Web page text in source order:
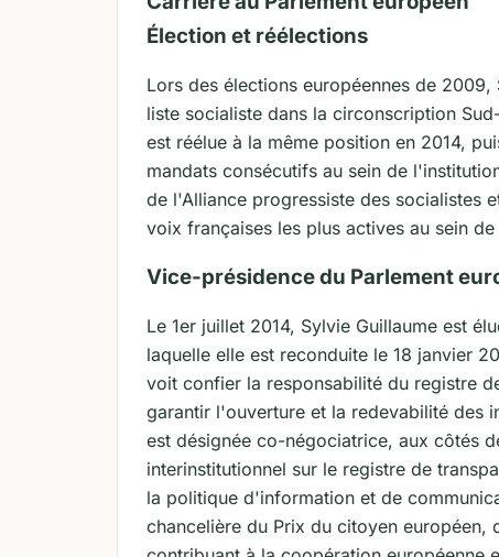
Élection et réélections
Lors des élections européennes de
liste socialiste dans la circonscription
est réélue à la même position en 2014,
mandats consécutifs au sein de
de l'Alliance progressiste des socialistes
voix françaises les plus actives au sein
Vice-présidence du Parlement
Le 1er juillet 2014, Sylvie Guillaume est
laquelle elle est reconduite le 18 janvier
voit confier la responsabilité du registre
garantir l'ouverture et la redevabilité des
est désignée co-négociatrice, aux côtés
interinstitutionnel sur le registre de
la politique d'information et de
chancelière du Prix du citoyen européen,